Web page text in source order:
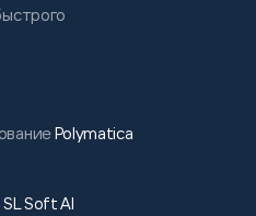
Polymatica
SL Soft AI